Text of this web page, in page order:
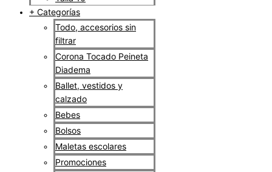
+ Categorías
Todo, accesorios sin
filtrar
Corona Tocado Peineta
Diadema
Ballet, vestidos y
calzado
Bebes
Bolsos
Maletas escolares
Promociones